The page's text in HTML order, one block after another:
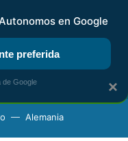
DIGITAL RENTA
Alemania
×
en Google
preferida
de Google